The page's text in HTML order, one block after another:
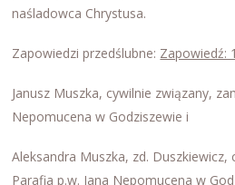
naśladowca Chrystusa.
Zapowiedzi przedślubne: Zapowiedź:
Janusz Muszka, cywilnie związany,
Nepomucena w Godziszewie i
Aleksandra Muszka, zd. Duszkiewicz,
Parafia p.w. Jana Nepomucena w